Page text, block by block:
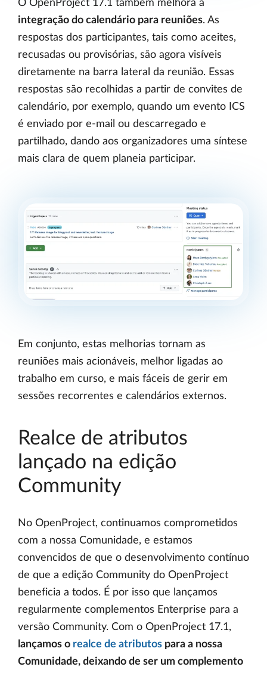
O OpenProject 17.1 também melhora a
integração do calendário para reuniões. As
respostas dos participantes, tais como aceites,
recusadas ou provisórias, são agora visíveis
diretamente na barra lateral da reunião. Essas
respostas são recolhidas a partir de convites de
calendário, por exemplo, quando um evento ICS
é enviado por e-mail ou descarregado e
partilhado, dando aos organizadores uma síntese
mais clara de quem planeia participar.
Em conjunto, estas melhorias tornam as
reuniões mais acionáveis, melhor ligadas ao
trabalho em curso, e mais fáceis de gerir em
sessões recorrentes e calendários externos.
Realce de atributos
lançado na edição
Community
No OpenProject, continuamos comprometidos
com a nossa Comunidade, e estamos
convencidos de que o desenvolvimento contínuo
de que a edição Community do OpenProject
beneficia a todos. É por isso que lançamos
regularmente complementos Enterprise para a
versão Community. Com o OpenProject 17.1,
lançamos o realce de atributos para a nossa
Comunidade, deixando de ser um complemento